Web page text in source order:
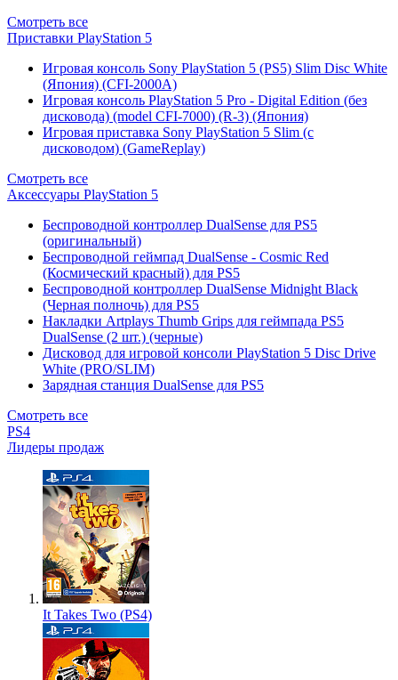
Смотреть все
Приставки PlayStation 5
Игровая консоль Sony PlayStation 5 (PS5) Slim Disc White
(Япония) (CFI-2000A)
Игровая консоль PlayStation 5 Pro - Digital Edition (без
дисковода) (model CFI-7000) (R-3) (Япония)
Игровая приставка Sony PlayStation 5 Slim (с
дисководом) (GameReplay)
Смотреть все
Аксессуары PlayStation 5
Беспроводной контроллер DualSense для PS5
(оригинальный)
Беспроводной геймпад DualSense - Cosmic Red
(Космический красный) для PS5
Беспроводной контроллер DualSense Midnight Black
(Черная полночь) для PS5
Накладки Artplays Thumb Grips для геймпада PS5
DualSense (2 шт.) (черные)
Дисковод для игровой консоли PlayStation 5 Disc Drive
White (PRO/SLIM)
Зарядная станция DualSense для PS5
Смотреть все
PS4
Лидеры продаж
It Takes Two (PS4)